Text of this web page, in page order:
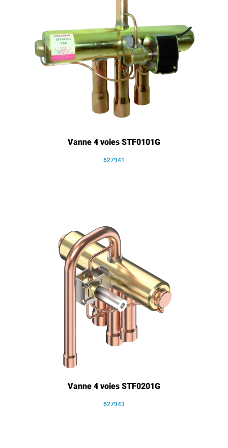
Vanne 4 voies STF0101G
627941
Vanne 4 voies STF0201G
627943